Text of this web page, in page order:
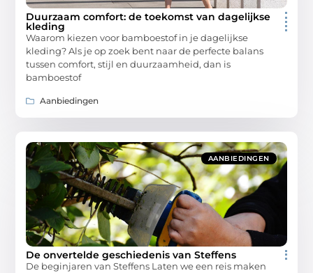
Duurzaam comfort: de toekomst van dagelijkse
kleding
Waarom kiezen voor bamboestof in je dagelijkse
kleding? Als je op zoek bent naar de perfecte balans
tussen comfort, stijl en duurzaamheid, dan is
bamboestof
Aanbiedingen
AANBIEDINGEN
De onvertelde geschiedenis van Steffens
De beginjaren van Steffens Laten we een reis maken